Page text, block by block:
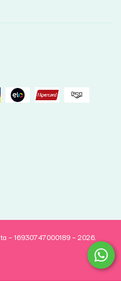
- 16930747000189 - 2026.